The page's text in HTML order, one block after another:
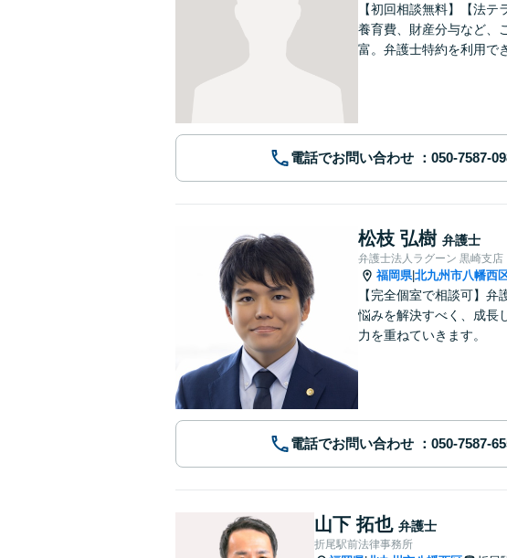
【初回相談無料】【法
養育費、財産分与など、
富。弁護士特約を利用で
電話でお問い合わせ
松枝 弘樹 弁護士
弁護士法人ラグーン 黒崎支店
福岡県|北九州市八幡西
【完全個室で相談可】
悩みを解決すべく、成長
力を重ねていきます。
電話でお問い合わせ
山下 拓也 弁護士
折尾駅前法律事務所